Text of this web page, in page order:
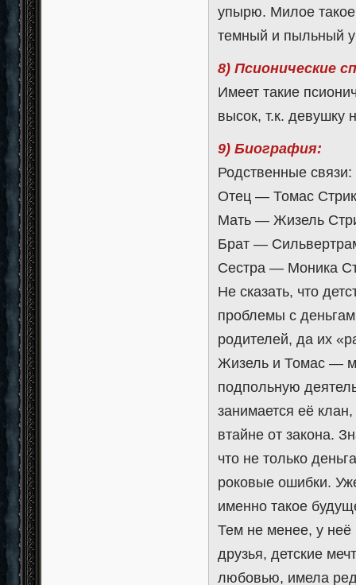
упырю. Милое такое
темный и пыльный
8) Псионические
Имеет такие
высок, т.к. девушку
9) Биография:
Родственные связи:
Отец — Томас
Мать — Жизель
Брат —
Сестра — Моника
Не сказать, что
проблемы с
родителей, да их
Жизель и Томас —
подпольную
занимается её
втайне от закона.
что не только
роковые ошибки.
именно такое
Тем не менее, у неё
друзья, детские
любовью, имела